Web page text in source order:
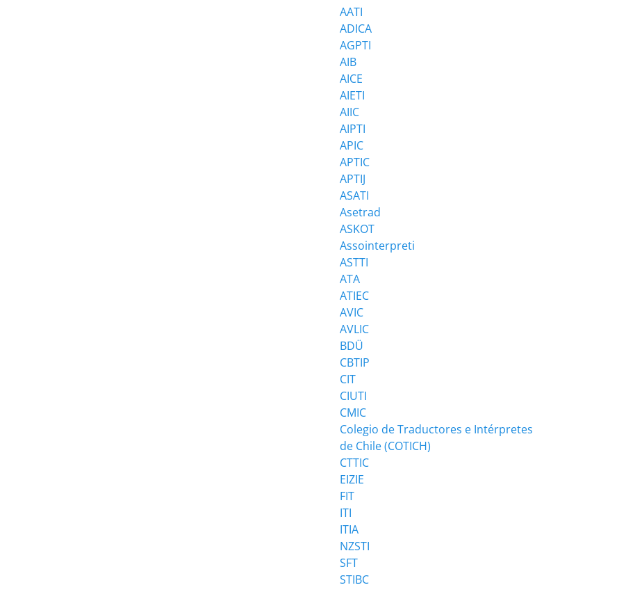
AATI
ADICA
AGPTI
AIB
AICE
AIETI
AIIC
AIPTI
APIC
APTIC
APTIJ
ASATI
Asetrad
ASKOT
Assointerpreti
ASTTI
ATA
ATIEC
AVIC
AVLIC
BDÜ
CBTIP
CIT
CIUTI
CMIC
Colegio de Traductores e Intérpretes
de Chile (COTICH)
CTTIC
EIZIE
FIT
ITI
ITIA
NZSTI
SFT
STIBC